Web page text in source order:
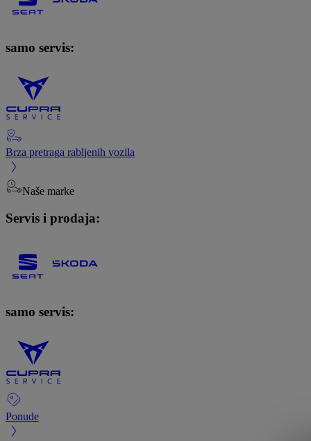
samo servis:
Brza pretraga rabljenih vozila
Naše marke
Servis i prodaja:
samo servis:
Ponude